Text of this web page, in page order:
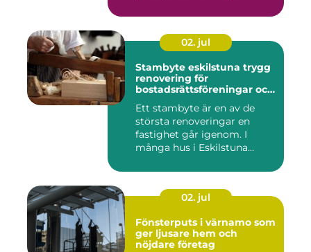
02. jul
Stambyte eskilstuna trygg
renovering för
bostadsrättsföreningar och
Ett stambyte är en av de
största renoveringar en
fastighet går igenom. I
många hus i Eskilstuna
02. jul
Fönsterputs i värnamo som
ger ljusare hem och
nöjdare företag